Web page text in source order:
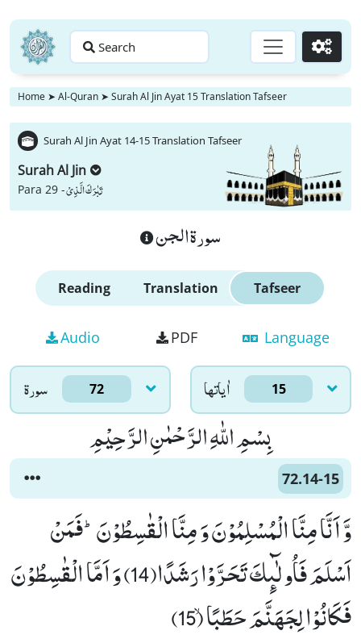
Search Go
Home ➤ Al-Quran ➤ Surah Al Jin Ayat 15 Translation Tafseer
Surah Al Jin Ayat 14-15 Translation Tafseer
Surah Al Jin
Para 29 -تَبٰرَكَ الَّذِیْ
سورة الجن
Reading Translation Tafseer
Audio PDF Language
سورۃ 72 اٰياتها 15
بِسْمِ اللّٰهِ الرَّحْمٰنِ الرَّحِیْمِ
72.14-15
وَّ اَنَّا مِنَّا الْمُسْلِمُوْنَ وَ مِنَّا الْقٰسِطُوْنَؕ-فَمَنْ
اَسْلَمَ فَاُولٰٓىٕكَ تَحَرَّوْا رَشَدًا(14) وَ اَمَّا الْقٰسِطُوْنَ
فَكَانُوْا لِجَهَنَّمَ حَطَبًاۙ (15)